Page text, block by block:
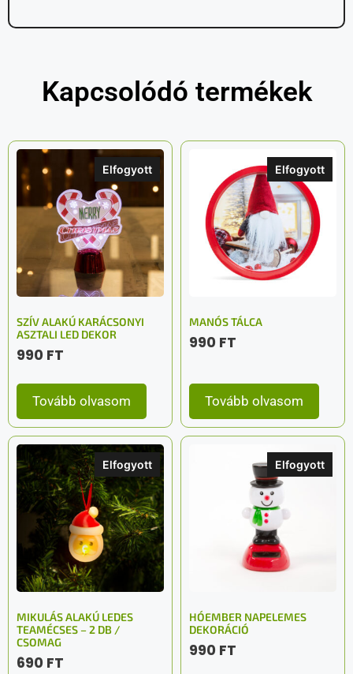
Kapcsolódó termékek
Elfogyott
SZÍV ALAKÚ KARÁCSONYI
ASZTALI LED DEKOR
990 FT
Tovább olvasom
Elfogyott
MANÓS TÁLCA
990 FT
Tovább olvasom
Elfogyott
MIKULÁS ALAKÚ LEDES
TEAMÉCSES – 2 DB /
CSOMAG
690 FT
Elfogyott
HÓEMBER NAPELEMES
DEKORÁCIÓ
990 FT